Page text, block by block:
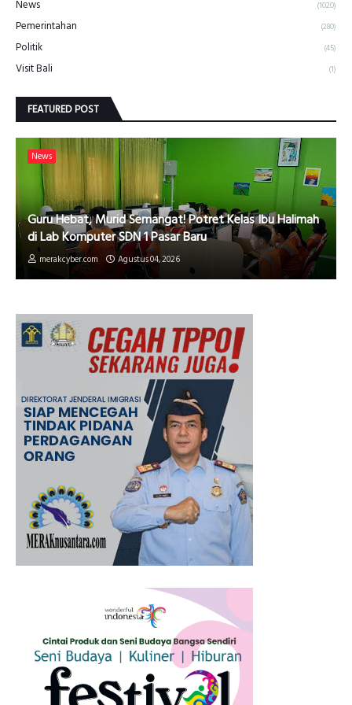
News (1020)
Pemerintahan (280)
Politik (45)
Visit Bali (1)
FEATURED POST
News
Guru Hebat, Murid Semangat! Potret Kelas Ibu Halimah
di Lab Komputer SDN 1 Pasar Baru
merakcyber.com Agustus 04, 2026